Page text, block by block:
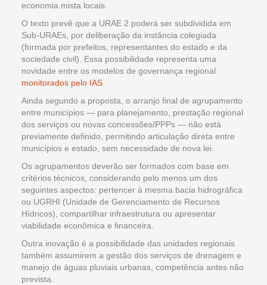
economia mista locais.
O texto prevê que a URAE 2 poderá ser subdividida em
Sub-URAEs, por deliberação da instância colegiada
(formada por prefeitos, representantes do estado e da
sociedade civil). Essa possibilidade representa uma
novidade entre os modelos de governança regional
monitorados pelo IAS.
Ainda segundo a proposta, o arranjo final de agrupamento
entre municípios — para planejamento, prestação regional
dos serviços ou novas concessões/PPPs — não está
previamente definido, permitindo articulação direta entre
municípios e estado, sem necessidade de nova lei.
Os agrupamentos deverão ser formados com base em
critérios técnicos, considerando pelo menos um dos
seguintes aspectos: pertencer à mesma bacia hidrográfica
ou UGRHI (Unidade de Gerenciamento de Recursos
Hídricos), compartilhar infraestrutura ou apresentar
viabilidade econômica e financeira.
Outra inovação é a possibilidade das unidades regionais
também assumirem a gestão dos serviços de drenagem e
manejo de águas pluviais urbanas, competência antes não
prevista.